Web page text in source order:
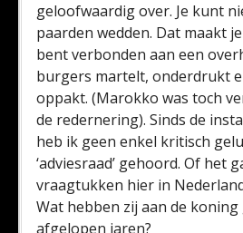
geloofwaardig over. Je kunt
paarden wedden. Dat maakt
bent verbonden aan een
burgers martelt, onderdrukt
oppakt. (Marokko was toch
de redernering). Sinds de
heb ik geen enkel kritisch
‘adviesraad’ gehoord. Of het
vraagtukken hier in
Wat hebben zij aan de koning
afgelopen jaren?